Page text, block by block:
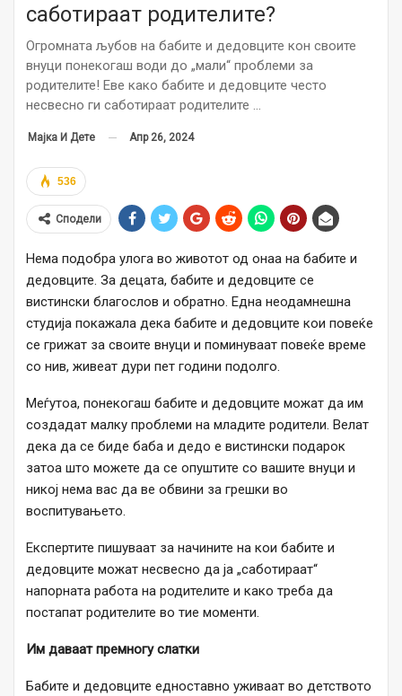
саботираат родителите?
Огромната љубов на бабите и дедовците кон своите
внуци понекогаш води до „мали“ проблеми за
родителите! Еве како бабите и дедовците често
несвесно ги саботираат родителите …
Мајка И Дете Апр 26, 2024
536
Сподели
Нема подобра улога во животот од онаа на бабите и
дедовците. За децата, бабите и дедовците се
вистински благослов и обратно. Една неодамнешна
студија покажала дека бабите и дедовците кои повеќе
се грижат за своите внуци и поминуваат повеќе време
со нив, живеат дури пет години подолго.
Меѓутоа, понекогаш бабите и дедовците можат да им
создадат малку проблеми на младите родители. Велат
дека да се биде баба и дедо е вистински подарок
затоа што можете да се опуштите со вашите внуци и
никој нема вас да ве обвини за грешки во
воспитувањето.
Експертите пишуваат за начините на кои бабите и
дедовците можат несвесно да ја „саботираат“
напорната работа на родителите и како треба да
постапат родителите во тие моменти.
Им даваат премногу слатки
Бабите и дедовците едноставно уживаат во детството